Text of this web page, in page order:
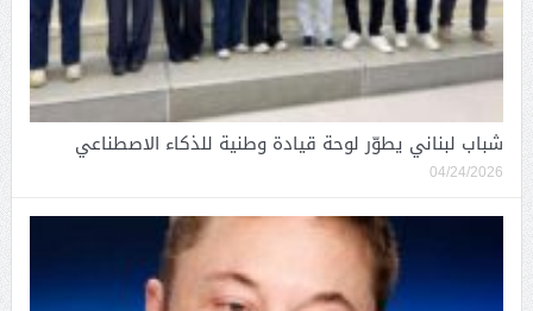
شباب لبناني يطوّر لوحة قيادة وطنية للذكاء الاصطناعي
04/24/2026